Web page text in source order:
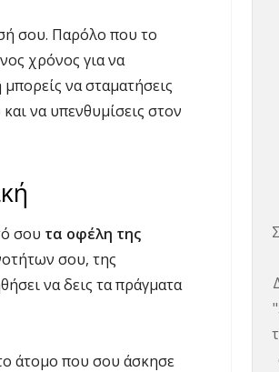
σου. Παρόλο που το
χρόνος για να
να σταματήσεις
να υπενθυμίσεις στον
σου τα οφέλη της
σου, της
να δεις τα πράγματα
άτομο που σου άσκησε